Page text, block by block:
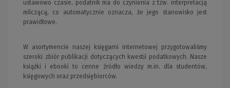
ustawowo czasie, podatnik ma do czynienia z tzw. interpretacją
milczącą, co automatycznie oznacza, że jego stanowisko jest
prawidłowe.
W asortymencie naszej księgarni internetowej przygotowaliśmy
szeroki zbiór publikacji dotyczących kwestii podatkowych. Nasze
książki i ebooki to cenne źródło wiedzy m.in. dla studentów,
księgowych oraz przedsiębiorców.